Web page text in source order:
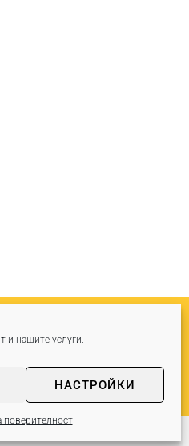
и нашите услуги.
НАСТРОЙКИ
поверителност